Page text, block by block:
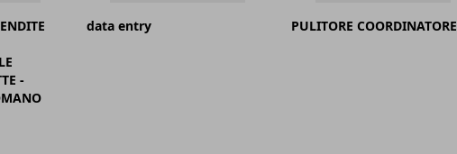
-
data entry PULITORE COORDINATORE